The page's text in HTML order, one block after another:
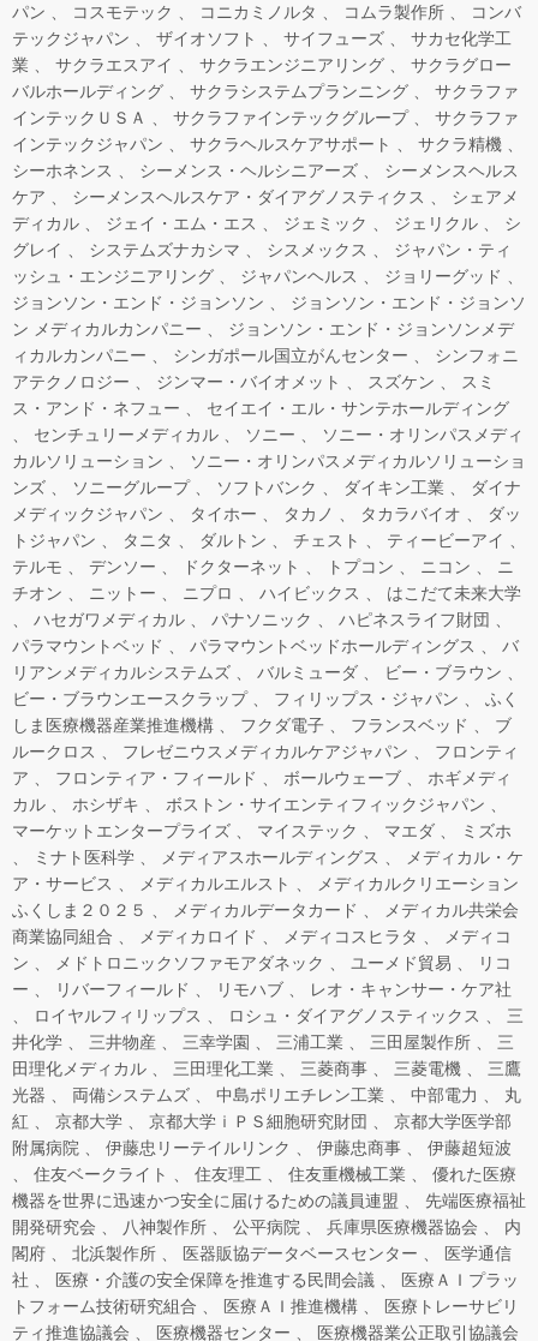
パン
コスモテック コニカミノルタ コムラ製作所
コンバ
テックジャパン
ザイオソフト サイフューズ
サカセ化学工
業
サクラエスアイ サクラエンジニアリング
サクラグロー
バルホールディング
サクラシステムプランニング
サクラファ
インテックＵＳＡ
サクラファインテックグループ
サクラファ
インテックジャパン
サクラヘルスケアサポート
サクラ精機
シーホネンス
シーメンス・ヘルシニアーズ
シーメンスヘルス
ケア
シーメンスヘルスケア・ダイアグノスティクス
シェアメ
ディカル
ジェイ・エム・エス ジェミック ジェリクル
シ
グレイ
システムズナカシマ シスメックス
ジャパン・ティ
ッシュ・エンジニアリング
ジャパンヘルス
ジョリーグッド
ジョンソン・エンド・ジョンソン
ジョンソン・エンド・ジョンソ
ン メディカルカンパニー
ジョンソン・エンド・ジョンソンメデ
ィカルカンパニー
シンガポール国立がんセンター
シンフォニ
アテクノロジー
ジンマー・バイオメット スズケン
スミ
ス・アンド・ネフュー
セイエイ・エル・サンテホールディング
センチュリーメディカル
ソニー
ソニー・オリンパスメディ
カルソリューション
ソニー・オリンパスメディカルソリューショ
ンズ
ソニーグループ ソフトバンク ダイキン工業
ダイナ
メディックジャパン
タイホー タカノ タカラバイオ
ダッ
トジャパン
タニタ ダルトン チェスト
ティービーアイ
テルモ
デンソー ドクターネット トプコン ニコン
ニ
チオン
ニットー ニプロ ハイビックス
はこだて未来大学
ハセガワメディカル
パナソニック
ハピネスライフ財団
パラマウントベッド
パラマウントベッドホールディングス
バ
リアンメディカルシステムズ
バルミューダ
ビー・ブラウン
ビー・ブラウンエースクラップ
フィリップス・ジャパン
ふく
しま医療機器産業推進機構
フクダ電子 フランスベッド
ブ
ルークロス
フレゼニウスメディカルケアジャパン
フロンティ
ア
フロンティア・フィールド ボールウェーブ
ホギメディ
カル
ホシザキ
ボストン・サイエンティフィックジャパン
マーケットエンタープライズ
マイステック マエダ
ミズホ
ミナト医科学
メディアスホールディングス
メディカル・ケ
ア・サービス
メディカルエルスト
メディカルクリエーション
ふくしま２０２５
メディカルデータカード
メディカル共栄会
商業協同組合
メディカロイド メディコスヒラタ
メディコ
ン
メドトロニックソファモアダネック ユーメド貿易
リコ
ー
リバーフィールド リモハブ
レオ・キャンサー・ケア社
ロイヤルフィリップス
ロシュ・ダイアグノスティックス
三
井化学
三井物産 三幸学園 三浦工業 三田屋製作所
三
田理化メディカル
三田理化工業 三菱商事 三菱電機
三鷹
光器
両備システムズ 中島ポリエチレン工業 中部電力
丸
紅
京都大学 京都大学ｉＰＳ細胞研究財団
京都大学医学部
附属病院
伊藤忠リーテイルリンク 伊藤忠商事
伊藤超短波
住友ベークライト
住友理工 住友重機械工業
優れた医療
機器を世界に迅速かつ安全に届けるための議員連盟
先端医療福祉
開発研究会
八神製作所 公平病院 兵庫県医療機器協会
内
閣府
北浜製作所 医器販協データベースセンター
医学通信
社
医療・介護の安全保障を推進する民間会議
医療ＡＩプラッ
トフォーム技術研究組合
医療ＡＩ推進機構
医療トレーサビリ
ティ推進協議会
医療機器センター
医療機器業公正取引協議会